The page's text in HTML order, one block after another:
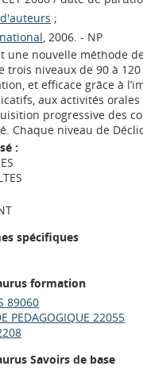
;
, 2006. - NP
une nouvelle méthode
trois niveaux de 90 à
et efficace grâce à
aux activités
progressive des
Chaque niveau de
:
spécifiques
formation
89060
PEDAGOGIQUE 22055
Savoirs de base